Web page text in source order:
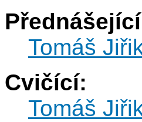
Tomáš
Cvičící:
Tomáš